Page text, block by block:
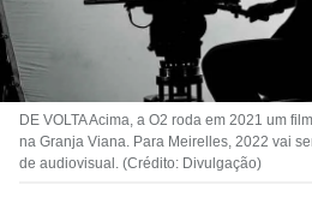
DE VOLTA Acima, a O2 roda em 2021 um
na Granja Viana. Para Meirelles, 2022 vai
de audiovisual. (Crédito: Divulgação)